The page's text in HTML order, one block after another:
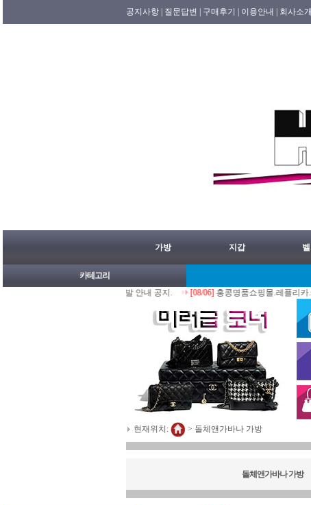
공지사항 | 질문답변 | 구매후기 | 이용안내 | 회사소개
가방 지갑
카테고리
년 08월07일 홍콩배송출발 안내 공지.
[08/06]홍콩명품쇼핑몰.레플리카.st.홍콩
현재위치: > 돌체앤가바나 가방
돌체앤가바나 가방